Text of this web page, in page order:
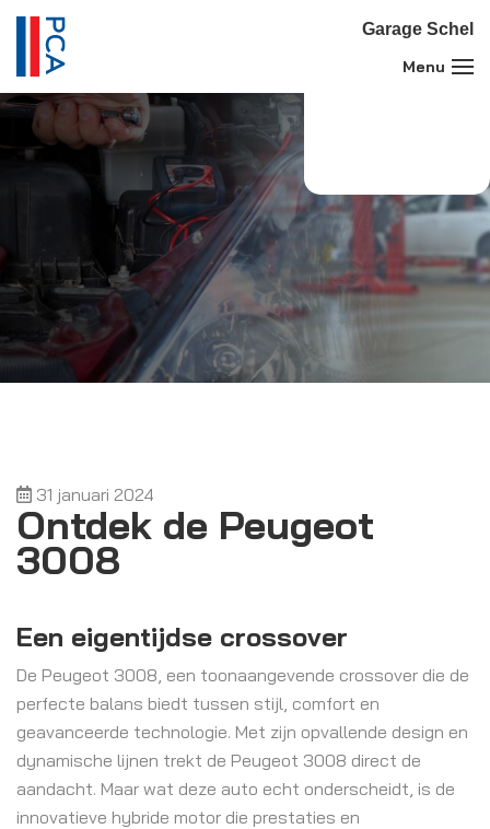
Garage Schel
31 januari 2024
Ontdek de Peugeot
3008
Een eigentijdse crossover
De Peugeot 3008, een toonaangevende crossover die de
perfecte balans biedt tussen stijl, comfort en
geavanceerde technologie. Met zijn opvallende design en
dynamische lijnen trekt de Peugeot 3008 direct de
aandacht. Maar wat deze auto echt onderscheidt, is de
innovatieve hybride motor die prestaties en